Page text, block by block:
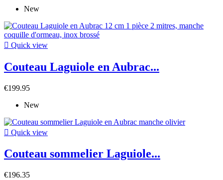
New
 Quick view
Couteau Laguiole en Aubrac...
€199.95
New
 Quick view
Couteau sommelier Laguiole...
€196.35